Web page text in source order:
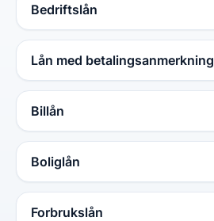
Bedriftslån
Lån med betalingsanmerkning
Billån
Boliglån
Forbrukslån